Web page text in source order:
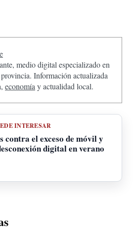
medio digital especializado en
Información actualizada
economíay actualidad local.
INTERESAR
contra el exceso de móvil y
digital en verano